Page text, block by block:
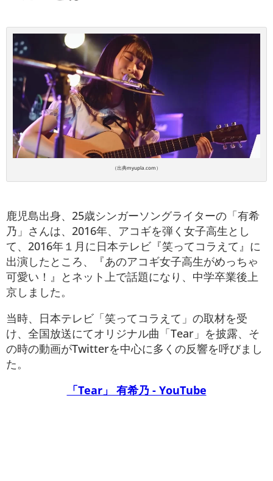
（出典myupla.com）
鹿児島出身、25歳シンガーソングライターの「有希
乃」さんは、2016年、アコギを弾く女子高生とし
て、2016年１月に日本テレビ『笑ってコラえて』に
出演したところ、『あのアコギ女子高生がめっちゃ
可愛い！』とネット上で話題になり、中学卒業後上
京しました。
当時、日本テレビ「笑ってコラえて」の取材を受
け、全国放送にてオリジナル曲「Tear」を披露、そ
の時の動画がTwitterを中心に多くの反響を呼びまし
た。
「Tear」 有希乃 - YouTube